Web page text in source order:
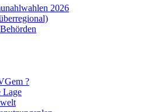
2026
?
Lage